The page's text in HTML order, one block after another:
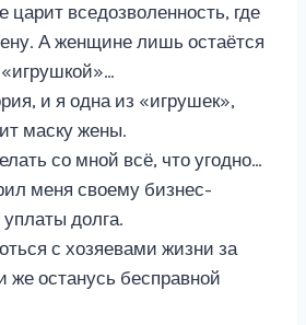
царит вседозволенность, где
А женщине лишь остаётся
и я одна из «игрушек»,
маску жены.
со мной всё, что угодно…
меня своему бизнес-
уплаты долга.
с хозяевами жизни за
же останусь бесправной